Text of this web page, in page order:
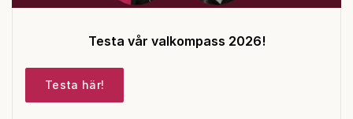
Testa vår valkompass 2026!
Testa här!